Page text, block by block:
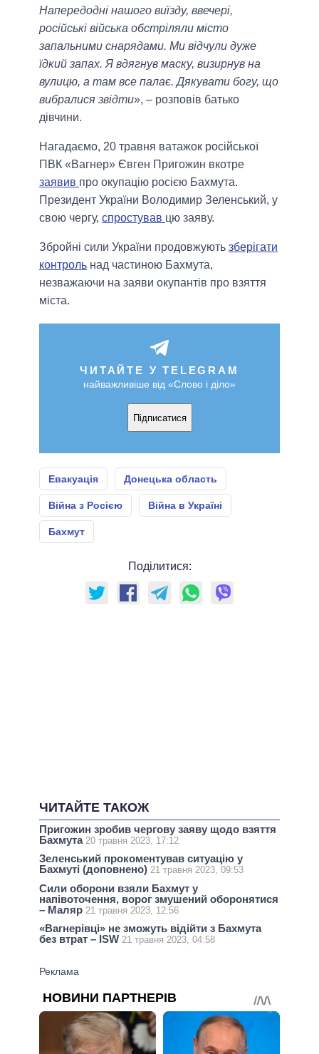
Напередодні нашого виїзду, ввечері,
російські війська обстріляли місто
запальними снарядами. Ми відчули дуже
їдкий запах. Я вдягнув маску, визирнув на
вулицю, а там все палає. Дякувати богу, що
вибралися звідти», – розповів батько
дівчини.
Нагадаємо, 20 травня ватажок російської
ПВК «Вагнер» Євген Пригожин вкотре
заявив про окупацію росією Бахмута.
Президент України Володимир Зеленський, у
свою чергу, спростував цю заяву.
Збройні сили України продовжують зберігати
контроль над частиною Бахмута,
незважаючи на заяви окупантів про взяття
міста.
ЧИТАЙТЕ У TELEGRAM
найважливіше від «Слово і діло»
Підписатися
Евакуація Донецька область
Війна з Росією Війна в Україні
Бахмут
Поділитися:
ЧИТАЙТЕ ТАКОЖ
Пригожин зробив чергову заяву щодо взяття
Бахмута 20 травня 2023, 17:12
Зеленський прокоментував ситуацію у
Бахмуті (доповнено) 21 травня 2023, 09:53
Сили оборони взяли Бахмут у
напівоточення, ворог змушений оборонятися
– Маляр 21 травня 2023, 12:56
«Вагнерівці» не зможуть відійти з Бахмута
без втрат – ISW 21 травня 2023, 04:58